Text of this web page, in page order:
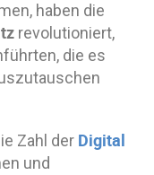
haben die
revolutioniert,
die es
Zahl der Digital
und